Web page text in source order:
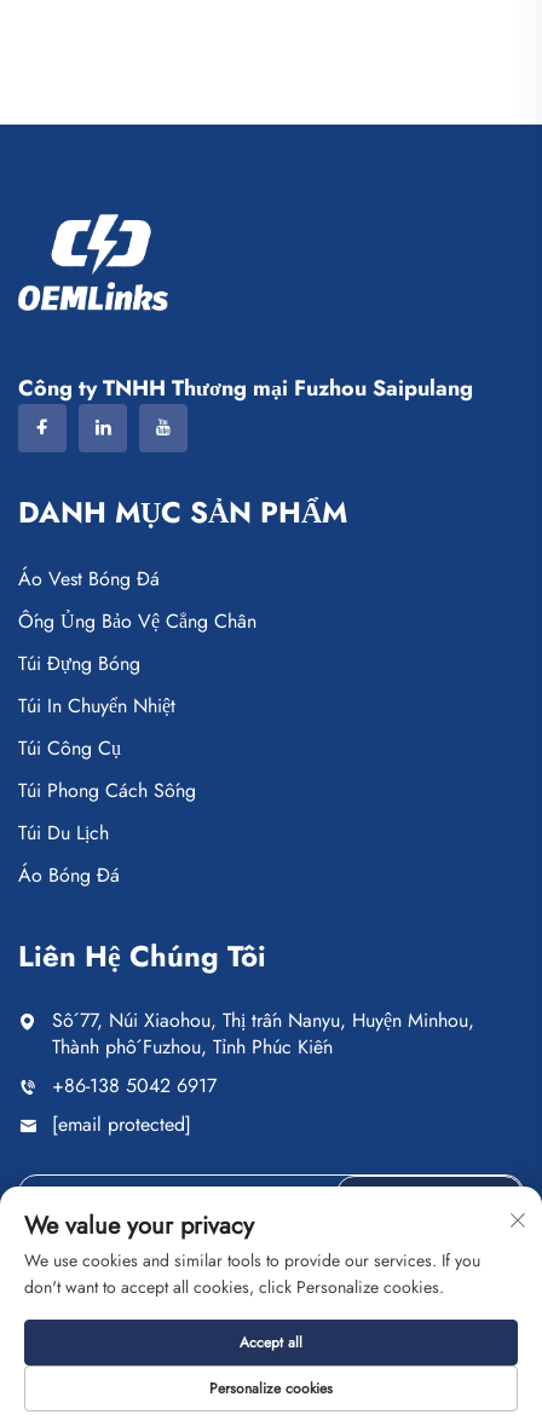
Công ty TNHH Thương mại Fuzhou Saipulang
DANH MỤC SẢN PHẨM
Áo Vest Bóng Đá
Ống Ủng Bảo Vệ Cẳng Chân
Túi Đựng Bóng
Túi In Chuyển Nhiệt
Túi Công Cụ
Túi Phong Cách Sống
Túi Du Lịch
Áo Bóng Đá
Liên Hệ Chúng Tôi
Số 77, Núi Xiaohou, Thị trấn Nanyu, Huyện Minhou,
Thành phố Fuzhou, Tỉnh Phúc Kiến
+86-138 5042 6917
[email protected]
Bản quyền © Công ty TNHH Thương mại Fuzhou Saipulang.
Mọi quyền được bảo lưu. Chính sách Bảo mật
Giới thiệu Liên hệ
We value your privacy
We use cookies and similar tools to provide our services. If you
don't want to accept all cookies, click Personalize cookies.
Personalize cookies
Accept all